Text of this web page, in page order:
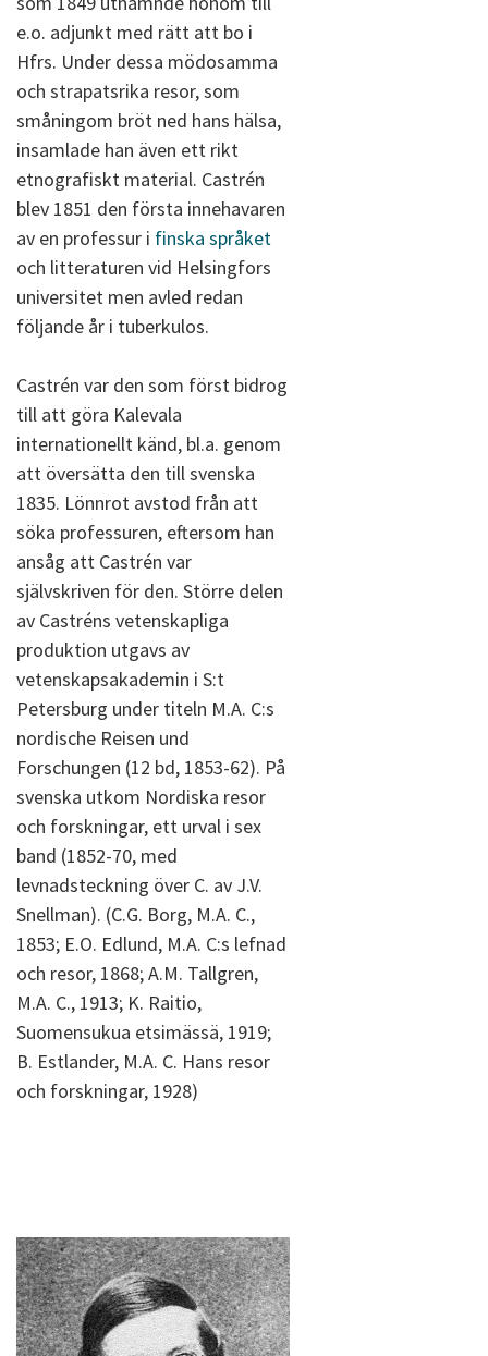
e.o. adjunkt med rätt att bo i
Hfrs. Under dessa mödosamma
och strapatsrika resor, som
småningom bröt ned hans hälsa,
insamlade han även ett rikt
etnografiskt material. Castrén
blev 1851 den första innehavaren
av en professur i finska språket
och litteraturen vid Helsingfors
universitet men avled redan
följande år i tuberkulos.
Castrén var den som först bidrog
till att göra Kalevala
internationellt känd, bl.a. genom
att översätta den till svenska
1835. Lönnrot avstod från att
söka professuren, eftersom han
ansåg att Castrén var
självskriven för den. Större delen
av Castréns vetenskapliga
produktion utgavs av
vetenskapsakademin i S:t
Petersburg under titeln M.A. C:s
nordische Reisen und
Forschungen (12 bd, 1853-62). På
svenska utkom Nordiska resor
och forskningar, ett urval i sex
band (1852-70, med
levnadsteckning över C. av J.V.
Snellman). (C.G. Borg, M.A. C.,
1853; E.O. Edlund, M.A. C:s lefnad
och resor, 1868; A.M. Tallgren,
M.A. C., 1913; K. Raitio,
Suomensukua etsimässä, 1919;
B. Estlander, M.A. C. Hans resor
och forskningar, 1928)